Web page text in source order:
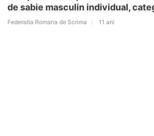
de sabie masculin individual,
Federatia Romana de Scrima 11 ani